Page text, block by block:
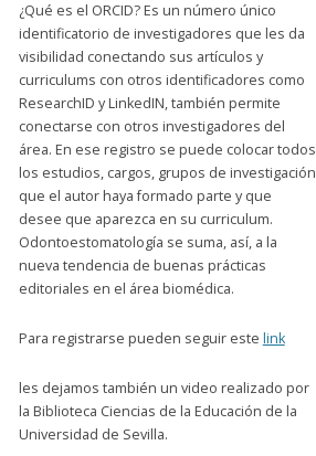
¿Qué es el ORCID? Es un número único
identificatorio de investigadores que les da
visibilidad conectando sus artículos y
curriculums con otros identificadores como
ResearchID y LinkedIN, también permite
conectarse con otros investigadores del
área. En ese registro se puede colocar todos
los estudios, cargos, grupos de investigación
que el autor haya formado parte y que
desee que aparezca en su curriculum.
Odontoestomatología se suma, así, a la
nueva tendencia de buenas prácticas
editoriales en el área biomédica.
Para registrarse pueden seguir este link
les dejamos también un video realizado por
la Biblioteca Ciencias de la Educación de la
Universidad de Sevilla.